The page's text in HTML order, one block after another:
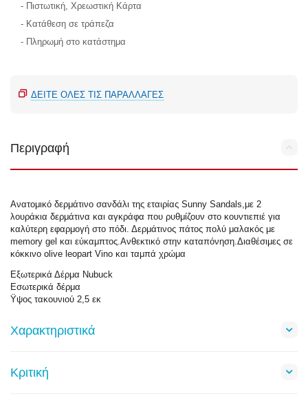
- Πιστωτική, Χρεωστική Κάρτα
- Κατάθεση σε τράπεζα
- Πληρωμή στο κατάστημα
ΔΕΊΤΕ ΌΛΕΣ ΤΙΣ ΠΑΡΑΛΛΑΓΈΣ
Περιγραφή
Ανατομικό δερμάτινο σανδάλι της εταιρίας Sunny Sandals,με 2
λουράκια δερμάτινα και αγκράφα που ρυθμίζουν στο κουντιεπιέ για
καλύτερη εφαρμογή στο πόδι. Δερμάτινος πάτος πολύ μαλακός με
memory gel και εύκαμπτος.Ανθεκτικό στην καταπόνηση.Διαθέσιμες σε
κόκκινο olive leopart Vino και ταμπά χρώμα
Εξωτερικά Δέρμα Nubuck
Εσωτερικά δέρμα
Ϋψος τακουνιού 2,5 εκ
Χαρακτηριστικά
Κριτική